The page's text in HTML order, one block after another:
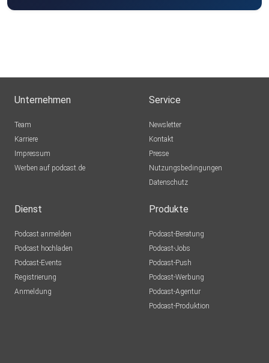
Unternehmen
Team
Karriere
Impressum
Werben auf podcast.de
Service
Newsletter
Kontakt
Presse
Nutzungsbedingungen
Datenschutz
Dienst
Podcast anmelden
Podcast hochladen
Podcast-Events
Registrierung
Anmeldung
Produkte
Podcast-Beratung
Podcast-Jobs
Podcast-Push
Podcast-Werbung
Podcast-Agentur
Podcast-Produktion